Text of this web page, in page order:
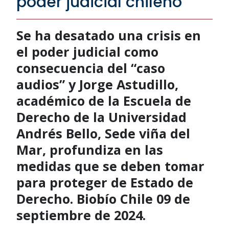
Se ha desatado una crisis en
el poder judicial como
consecuencia del “caso
audios” y Jorge Astudillo,
académico de la Escuela de
Derecho de la Universidad
Andrés Bello, Sede viña del
Mar, profundiza en las
medidas que se deben tomar
para proteger de Estado de
Derecho. Biobío Chile 09 de
septiembre de 2024.